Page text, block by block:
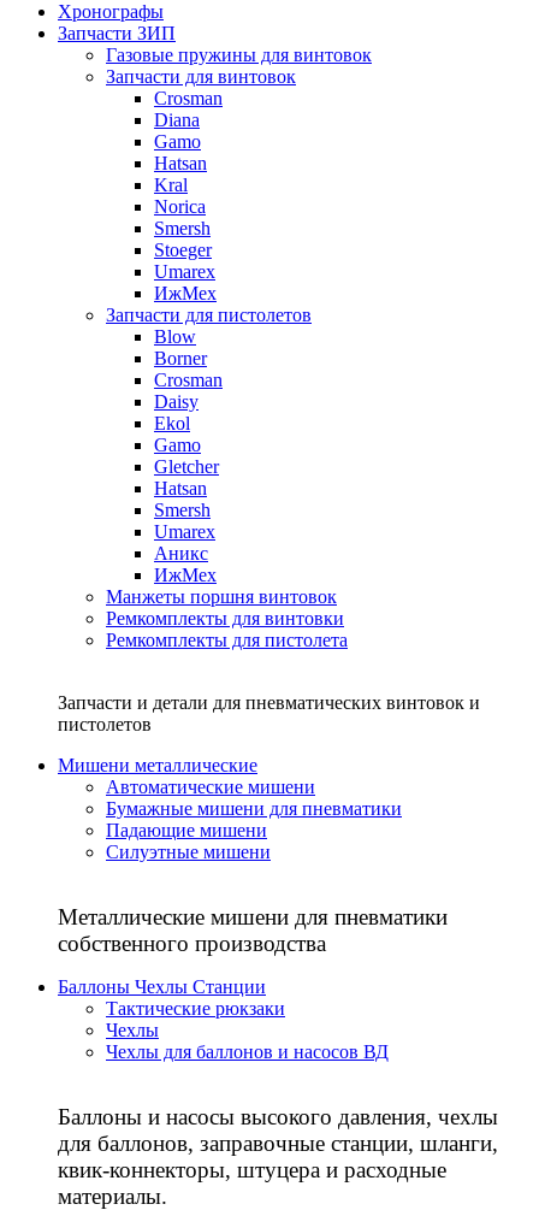
Хронографы
Запчасти ЗИП
Газовые пружины для винтовок
Запчасти для винтовок
Crosman
Diana
Gamo
Hatsan
Kral
Norica
Smersh
Stoeger
Umarex
ИжМех
Запчасти для пистолетов
Blow
Borner
Crosman
Daisy
Ekol
Gamo
Gletcher
Hatsan
Smersh
Umarex
Аникс
ИжМех
Манжеты поршня винтовок
Ремкомплекты для винтовки
Ремкомплекты для пистолета
Запчасти и детали для пневматических винтовок и
пистолетов
Мишени металлические
Автоматические мишени
Бумажные мишени для пневматики
Падающие мишени
Силуэтные мишени
Металлические мишени для пневматики
собственного производства
Баллоны Чехлы Станции
Тактические рюкзаки
Чехлы
Чехлы для баллонов и насосов ВД
Баллоны и насосы высокого давления, чехлы
для баллонов, заправочные станции, шланги,
квик-коннекторы, штуцера и расходные
материалы.